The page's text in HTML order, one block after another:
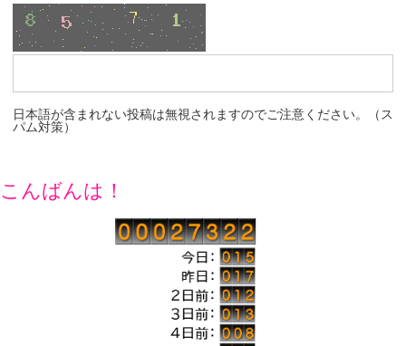
日本語が含まれない投稿は無視されますのでご注意ください。（ス
パム対策）
こんばんは！